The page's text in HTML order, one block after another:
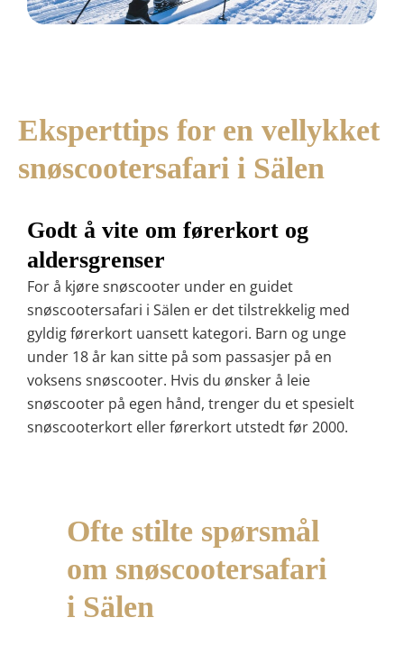
Eksperttips for en vellykket
snøscootersafari i Sälen
Godt å vite om førerkort og
aldersgrenser
For å kjøre snøscooter under en guidet
snøscootersafari i Sälen er det tilstrekkelig med
gyldig førerkort uansett kategori. Barn og unge
under 18 år kan sitte på som passasjer på en
voksens snøscooter. Hvis du ønsker å leie
snøscooter på egen hånd, trenger du et spesielt
snøscooterkort eller førerkort utstedt før 2000.
Ofte stilte spørsmål
om snøscootersafari
i Sälen